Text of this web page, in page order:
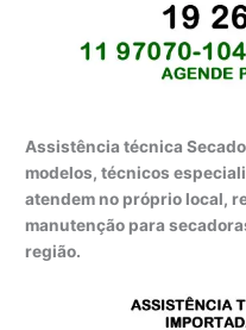
Assistência técnica
modelos, técnicos
atendem no próprio local,
manutenção para
região.